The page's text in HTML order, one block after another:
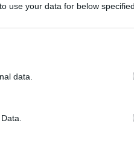
use your data for below
data.